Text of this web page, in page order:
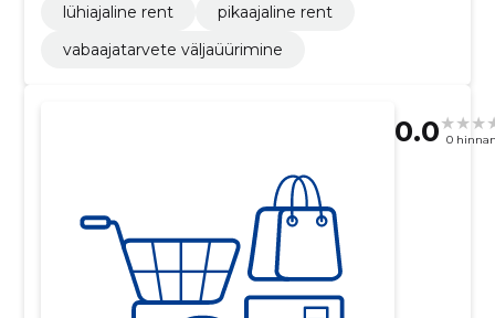
lühiajaline rent
pikaajaline rent
vabaajatarvete väljaüürimine
0.0 0